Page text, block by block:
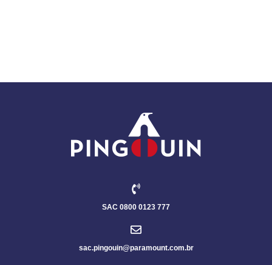
SAC 0800 0123 777
sac.pingouin@paramount.com.br